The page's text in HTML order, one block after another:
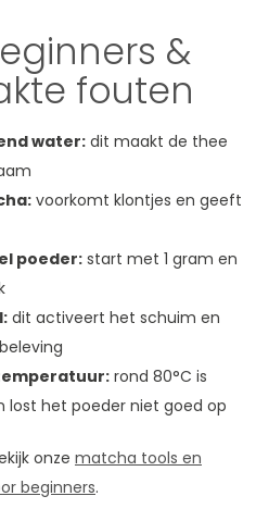
&
fouten
water: dit maakt de thee
voorkomt klontjes en geeft
poeder: start met 1 gram en
dit activeert het schuim en
rond 80°C is
lost het poeder niet goed op
onze matcha tools en
beginners.